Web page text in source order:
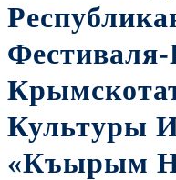
Культуры
«Къырым